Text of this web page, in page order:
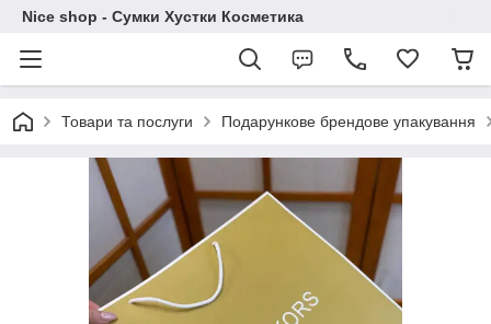
Nice shop - Сумки Хустки Косметика
Товари та послуги Подарункове брендове упакування